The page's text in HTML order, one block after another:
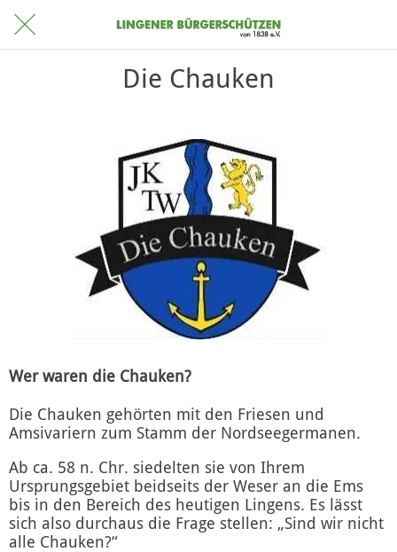
Die Chauken
Wer waren die Chauken?
Die Chauken gehörten mit den Friesen und
Amsivariern zum Stamm der Nordseegermanen.
Ab ca. 58 n. Chr. siedelten sie von Ihrem
Ursprungsgebiet beidseits der Weser an die Ems
bis in den Bereich des heutigen Lingens. Es lässt
sich also durchaus die Frage stellen: „Sind wir nicht
alle Chauken?“